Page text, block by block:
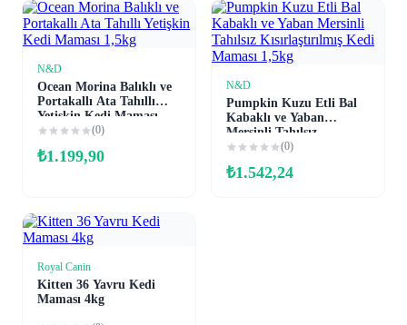
N&D
Ocean Morina Balıklı ve
Portakallı Ata Tahıllı
Yetişkin Kedi Maması
1,5kg
(0)
₺1.199,90
N&D
Pumpkin Kuzu Etli Bal
Kabaklı ve Yaban
Mersinli Tahılsız
Kısırlaştırılmış Kedi
(0)
₺1.542,24
Sepete Ekle
Royal Canin
Kitten 36 Yavru Kedi
Maması 4kg